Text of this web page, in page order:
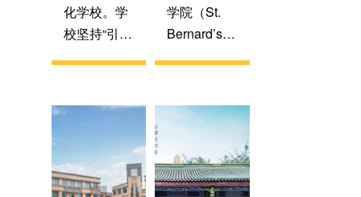
化学校。学
校坚持“引
念，汇融世
界，创新教
育探索自身
的办学特
学院（St.
Bernard’s
签署合作协
伯纳德学院
在上海地区